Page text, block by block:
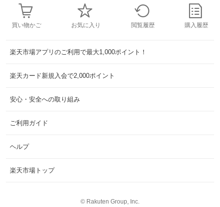
買い物かご お気に入り 閲覧履歴 購入履歴
楽天市場アプリのご利用で最大1,000ポイント！
楽天カード新規入会で2,000ポイント
安心・安全への取り組み
ご利用ガイド
ヘルプ
楽天市場トップ
© Rakuten Group, Inc.